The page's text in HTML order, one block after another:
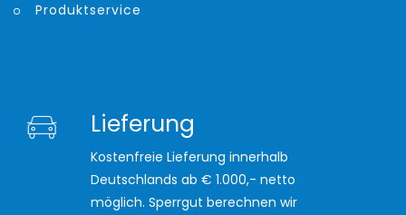
Produktservice
Lieferung
Kostenfreie Lieferung innerhalb
Deutschlands ab € 1.000,- netto
möglich. Sperrgut berechnen wir